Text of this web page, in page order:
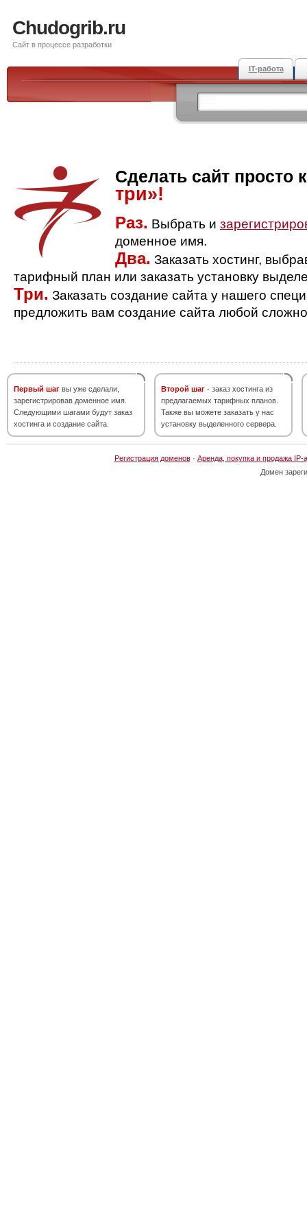
Chudogrib.ru
Сайт в процессе разработки
IT-работа
Сделать сайт просто
три»!
Раз. Выбрать и
доменное имя.
Два. Заказать хостинг,
тарифный план или заказать установку
Три. Заказать создание сайта у нашего
предложить вам создание сайта любой
Первый шаг вы уже сделали,
зарегистрировав доменное имя.
Следующими шагами будут заказ
хостинга и создание сайта.
Второй шаг - заказ хостинга из
предлагаемых тарифных планов.
Также вы можете заказать у нас
установку выделенного сервера.
Регистрация доменов· Аренда, покупка и продажа IP-
Домен